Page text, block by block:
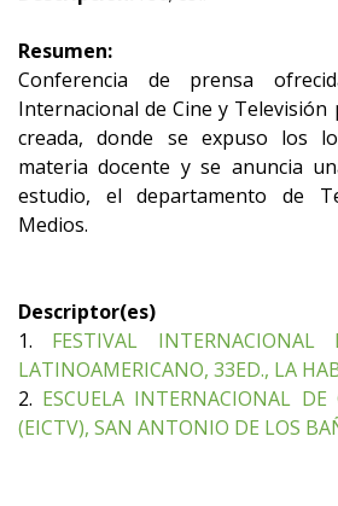
Resumen:
Conferencia de prensa
Internacional de Cine y Televisión
creada, donde se expuso los
materia docente y se anuncia
estudio, el departamento de
Medios.
Descriptor(es)
1. FESTIVAL
LATINOAMERICANO, 33ED., LA
2. ESCUELA INTERNACIONAL
(EICTV), SAN ANTONIO DE LOS